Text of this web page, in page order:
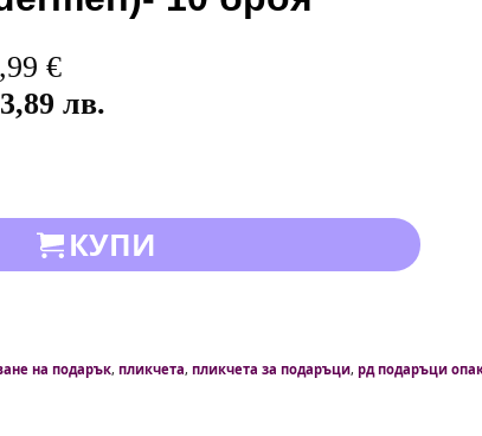
€
лв.
КУПИ
на подарък, пликчета, пликчета за подаръци, рд подаръци